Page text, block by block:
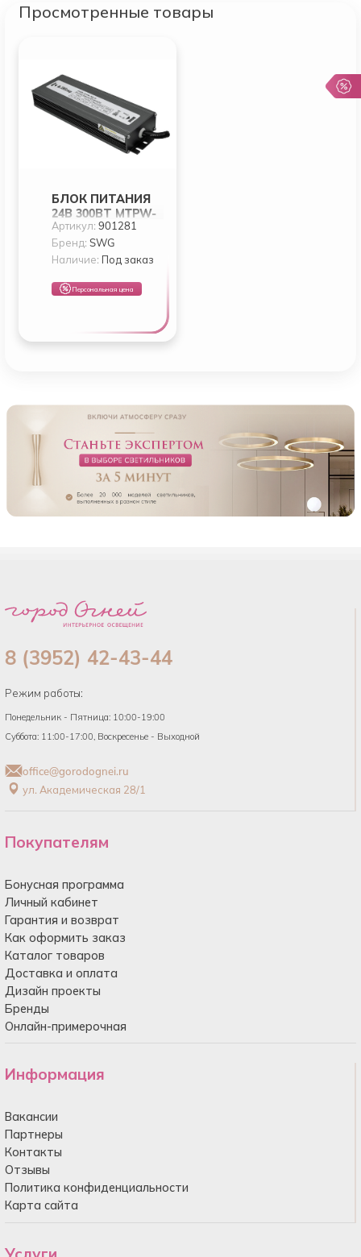
Просмотренные товары
БЛОК ПИТАНИЯ
24В 300ВТ MTPW-
300-24
Артикул:901281
Бренд:SWG
Наличие: Под заказ
Персональная цена
8 (3952) 42-43-44
Режим работы:
Понедельник - Пятница: 10:00-19:00
Суббота: 11:00-17:00, Воскресенье - Выходной
office@gorodognei.ru
ул. Академическая 28/1
Покупателям
Бонусная программа
Личный кабинет
Гарантия и возврат
Как оформить заказ
Каталог товаров
Доставка и оплата
Дизайн проекты
Бренды
Онлайн-примерочная
Информация
Вакансии
Партнеры
Контакты
Отзывы
Политика конфиденциальности
Карта сайта